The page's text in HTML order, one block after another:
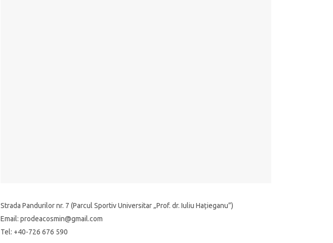
Strada Pandurilor nr. 7 (Parcul Sportiv Universitar „Prof. dr. Iuliu Hațieganu”)
Email: prodeacosmin@gmail.com
Tel: +40-726 676 590